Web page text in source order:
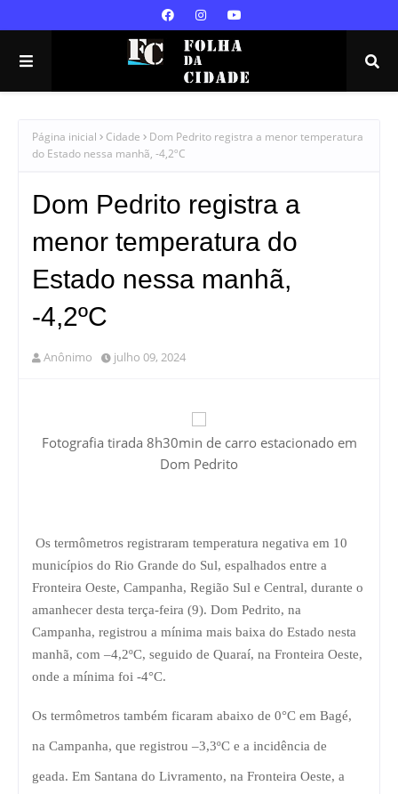
Página inicial Cidade
Dom Pedrito registra a menor temperatura
do Estado nessa manhã, -4,2ºC
Dom Pedrito registra a
menor temperatura do
Estado nessa manhã,
-4,2ºC
Anônimo julho 09, 2024
Fotografia tirada 8h30min de carro estacionado em
Dom Pedrito
Os termômetros registraram temperatura negativa em 10
municípios do Rio Grande do Sul, espalhados entre a
Fronteira Oeste, Campanha, Região Sul e Central, durante o
amanhecer desta terça-feira (9). Dom Pedrito, na
Campanha, registrou a mínima mais baixa do Estado nesta
manhã, com –4,2ºC, seguido de Quaraí, na Fronteira Oeste,
onde a mínima foi -4°C.
Os termômetros também ficaram abaixo de 0°C em Bagé,
na Campanha, que registrou –3,3ºC e a incidência de
geada. Em Santana do Livramento, na Fronteira Oeste, a